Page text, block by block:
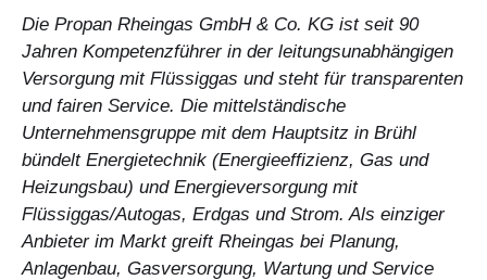
Die Propan Rheingas GmbH & Co. KG ist seit 90
Jahren Kompetenzführer in der leitungsunabhängigen
Versorgung mit Flüssiggas und steht für transparenten
und fairen Service. Die mittelständische
Unternehmensgruppe mit dem Hauptsitz in Brühl
bündelt Energietechnik (Energieeffizienz, Gas und
Heizungsbau) und Energieversorgung mit
Flüssiggas/Autogas, Erdgas und Strom. Als einziger
Anbieter im Markt greift Rheingas bei Planung,
Anlagenbau, Gasversorgung, Wartung und Service